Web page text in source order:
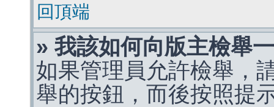
回頂端
» 我該如何向版主檢舉
如果管理員允許檢舉，
舉的按鈕，而後按照提